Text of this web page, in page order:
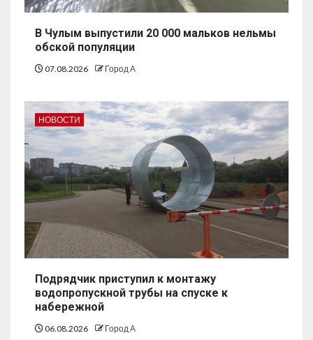
В Чулым выпустили 20 000 мальков нельмы
обской популяции
07.08.2026 Город А
НОВОСТИ
Подрядчик приступил к монтажу
водопропускной трубы на спуске к
набережной
06.08.2026 Город А